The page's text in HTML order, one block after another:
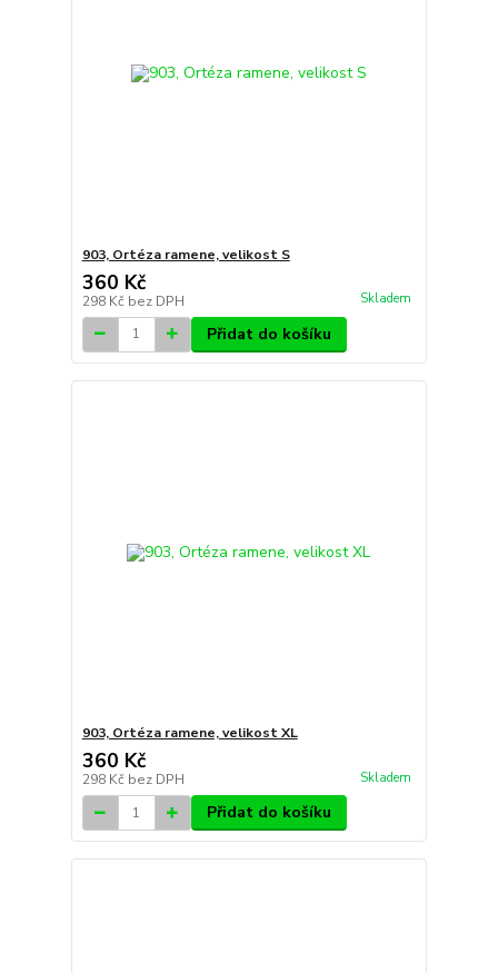
903, Ortéza ramene, velikost S
360 Kč
298 Kč bez DPH Skladem
Přidat do košíku
903, Ortéza ramene, velikost XL
360 Kč
298 Kč bez DPH Skladem
Přidat do košíku